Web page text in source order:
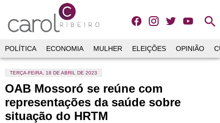
search
POLÍTICA ECONOMIA MULHER ELEIÇÕES OPINIÃO
TERÇA-FEIRA, 18 DE ABRIL DE 2023
OAB Mossoró se reúne com
representações da saúde sobre
situação do HRTM